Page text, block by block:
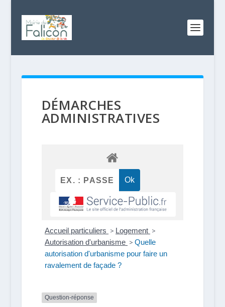
DÉMARCHES
ADMINISTRATIVES
Accueil particuliers > Logement >
Autorisation d'urbanisme > Quelle
autorisation d'urbanisme pour faire un
ravalement de façade ?
Question-réponse